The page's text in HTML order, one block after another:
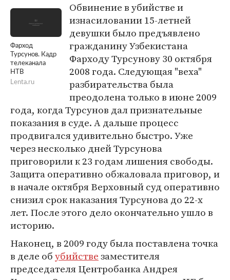
Фарход
Турсунов. Кадр
телеканала
НТВ
Lenta.ru
Обвинение в убийстве и
изнасиловании 15-летней
девушки было предъявлено
гражданину Узбекистана
Фарходу Турсунову 30 октября
2008 года. Следующая "веха"
разбирательства была
преодолена только в июне 2009
года, когда Турсунов дал признательные
показания в суде. А дальше процесс
продвигался удивительно быстро. Уже
через несколько дней Турсунова
приговорили к 23 годам лишения свободы.
Защита оперативно обжаловала приговор, и
в начале октября Верховный суд оперативно
снизил срок наказания Турсунова до 22-х
лет. После этого дело окончательно ушло в
историю.
Наконец, в 2009 году была поставлена точка
в деле обубийствезаместителя
председателя Центробанка Андрея